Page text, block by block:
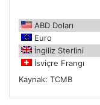
ABD Doları
Euro
İngiliz Sterlini
İsviçre Frangı
Kaynak: TCMB